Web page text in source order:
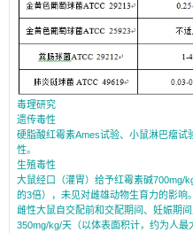
毒理研究
遗传毒性
硬脂酸红霉素Ames试验、小鼠淋巴瘤
性。
生殖毒性
大鼠经口（灌胃）给予红霉素碱700mg/
的3倍），未见对雌雄动物生育力的影响。
雌性大鼠自交配前和交配期间、妊娠期
350mg/kg/天（以体表面积计，约为人